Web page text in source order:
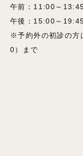
午前：11:00～
午後：15:00～
※予約外の初診の方
0）まで